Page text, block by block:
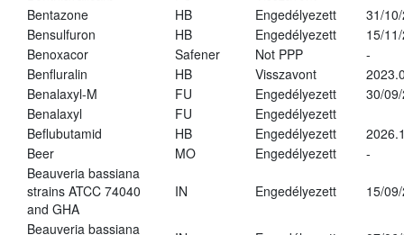
Bentazone
HB Engedélyezett
31/
Bensulfuron
HB Engedélyezett
15/
Benoxacor
Safener Not PPP
-
Benfluralin
HB Visszavont
Benalaxyl-M
FU Engedélyezett
30/
Benalaxyl
FU
Engedélyezett
Beflubutamid
HB Engedélyezett
Beer
MO Engedélyezett
-
Beauveria bassiana
strains ATCC 74040
and GHA
IN Engedélyezett 15/
Beauveria bassiana